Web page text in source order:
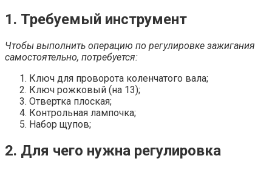
1. Требуемый инструмент
Чтобы выполнить операцию по регулировке зажигания
самостоятельно, потребуется:
Ключ для проворота коленчатого вала;
Ключ рожковый (на 13);
Отвертка плоская;
Контрольная лампочка;
Набор щупов;
2. Для чего нужна регулировка